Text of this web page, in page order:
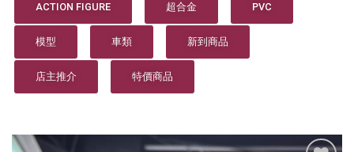
ACTION FIGURE 超合金 PVC
模型 車類 新到商品
店主推介 特價商品